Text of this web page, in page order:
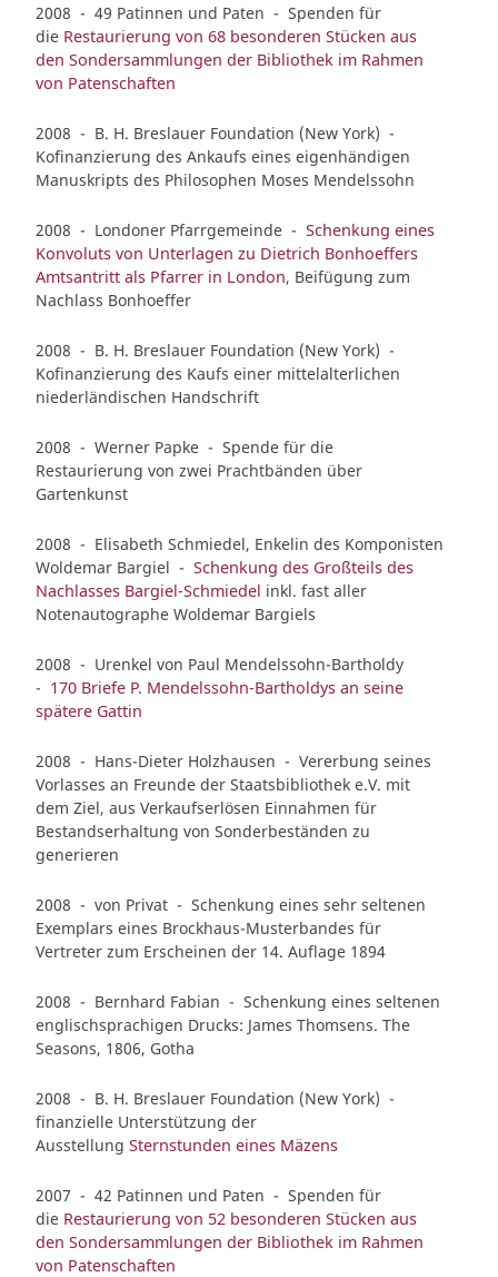
2008 - 49 Patinnen und Paten - Spenden für
die Restaurierung von 68 besonderen Stücken aus
den Sondersammlungen der Bibliothek im Rahmen
von Patenschaften
2008 - B. H. Breslauer Foundation (New York) -
Kofinanzierung des Ankaufs eines eigenhändigen
Manuskripts des Philosophen Moses Mendelssohn
2008 - Londoner Pfarrgemeinde - Schenkung eines
Konvoluts von Unterlagen zu Dietrich Bonhoeffers
Amtsantritt als Pfarrer in London, Beifügung zum
Nachlass Bonhoeffer
2008 - B. H. Breslauer Foundation (New York) -
Kofinanzierung des Kaufs einer mittelalterlichen
niederländischen Handschrift
2008 - Werner Papke - Spende für die
Restaurierung von zwei Prachtbänden über
Gartenkunst
2008 - Elisabeth Schmiedel, Enkelin des Komponisten
Woldemar Bargiel - Schenkung des Großteils des
Nachlasses Bargiel-Schmiedel inkl. fast aller
Notenautographe Woldemar Bargiels
2008 - Urenkel von Paul Mendelssohn-Bartholdy
- 170 Briefe P. Mendelssohn-Bartholdys an seine
spätere Gattin
2008 - Hans-Dieter Holzhausen - Vererbung seines
Vorlasses an Freunde der Staatsbibliothek e.V. mit
dem Ziel, aus Verkaufserlösen Einnahmen für
Bestandserhaltung von Sonderbeständen zu
generieren
2008 - von Privat - Schenkung eines sehr seltenen
Exemplars eines Brockhaus-Musterbandes für
Vertreter zum Erscheinen der 14. Auflage 1894
2008 - Bernhard Fabian - Schenkung eines seltenen
englischsprachigen Drucks: James Thomsens. The
Seasons, 1806, Gotha
2008 - B. H. Breslauer Foundation (New York) -
finanzielle Unterstützung der
Ausstellung Sternstunden eines Mäzens
2007 - 42 Patinnen und Paten - Spenden für
die Restaurierung von 52 besonderen Stücken aus
den Sondersammlungen der Bibliothek im Rahmen
von Patenschaften